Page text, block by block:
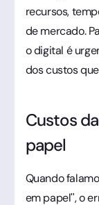
recursos,
de mercado.
o digital é
dos custos
Custos
papel
Quando
em papel", o